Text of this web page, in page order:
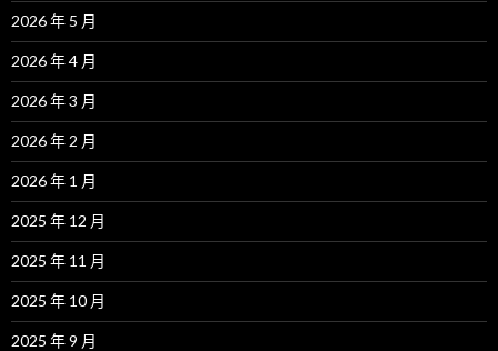
2026 年 5 月
2026 年 4 月
2026 年 3 月
2026 年 2 月
2026 年 1 月
2025 年 12 月
2025 年 11 月
2025 年 10 月
2025 年 9 月